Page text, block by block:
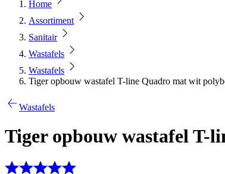
Home
Assortiment
Sanitair
Wastafels
Wastafels
Tiger opbouw wastafel T-line Quadro mat wit
Wastafels
Tiger opbouw wastafel T-